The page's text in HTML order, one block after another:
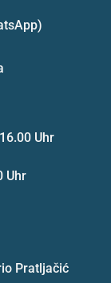
Uhr
Uhr
Pratljačić